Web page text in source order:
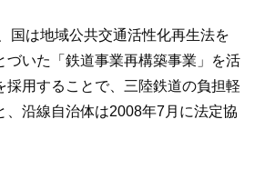
国は地域公共交通活性化再生法を
づいた「鉄道事業再構築事業」を活
採用することで、三陸鉄道の負担軽
、沿線自治体は2008年7月に法定協